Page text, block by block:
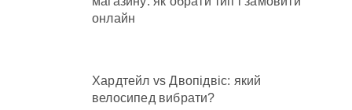
онлайн
Хардтейл vs Двопідвіс: який
велосипед вибрати?